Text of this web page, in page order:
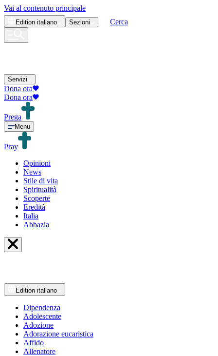
Vai al contenuto principale
Edition italiano Sezioni Cerca
Servizi
Dona ora
Dona ora
Prega
Menu
Pray
Opinioni
News
Stile di vita
Spiritualità
Scoperte
Eredità
Italia
Abbazia
Edition italiano
Dipendenza
Adolescente
Adozione
Adorazione eucaristica
Affido
Allenatore